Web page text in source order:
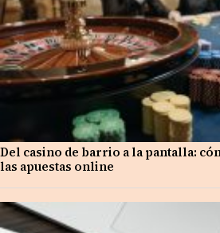
Del casino de barrio a la pantalla:
las apuestas online